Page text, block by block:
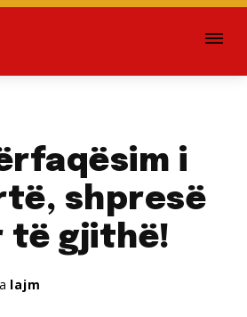
i
shpresë
të gjithë!
lajm